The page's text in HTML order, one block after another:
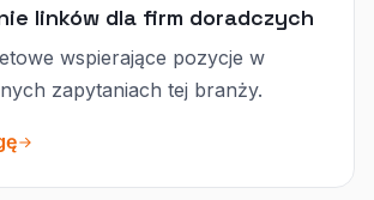
linków dla firm doradczych
wspierające pozycje w
zapytaniach tej branży.